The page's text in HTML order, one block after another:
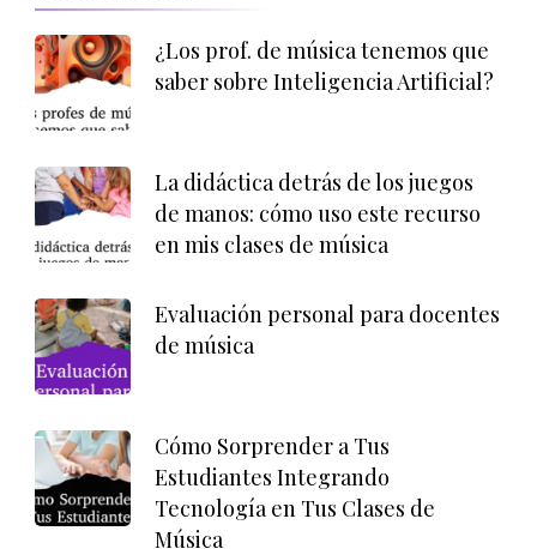
¿Los prof. de música tenemos que
saber sobre Inteligencia Artificial?
La didáctica detrás de los juegos
de manos: cómo uso este recurso
en mis clases de música
Evaluación personal para docentes
de música
Cómo Sorprender a Tus
Estudiantes Integrando
Tecnología en Tus Clases de
Música